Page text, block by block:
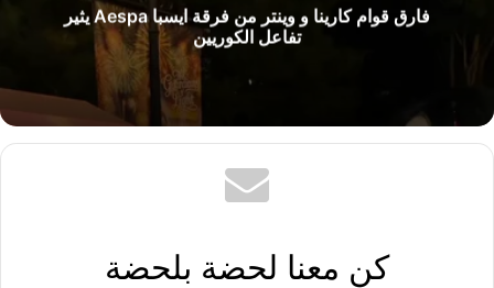
فارق قوام كارينا و وينتر من فرقة ايسبا Aespa يثير
تفاعل الكوريين
كن معنا لحضة بلحضة